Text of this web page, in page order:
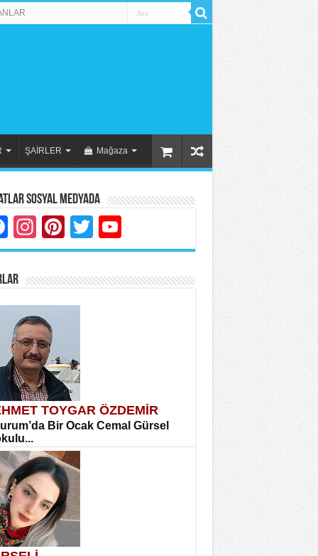
ŞAİRLER Mağaza
Sosyal Medyada
Facebook
Instagram
Pinterest
Twitter
TOYGAR ÖZDEMİR
Bir Ocak Cemal Gürsel